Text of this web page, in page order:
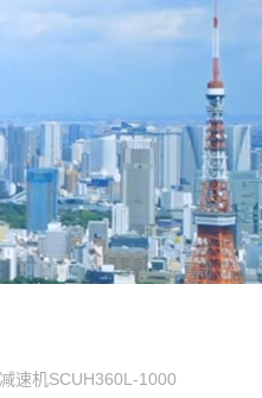
速机SCUH360L-1000